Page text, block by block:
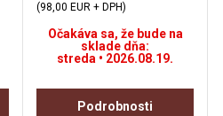
(98,00 EUR + DPH)
Očakáva sa, že bude na
sklade dňa:
streda • 2026.08.19.
Podrobnosti